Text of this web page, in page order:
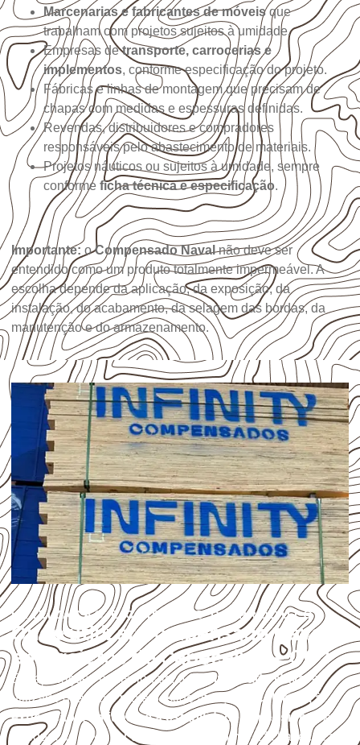
Marcenarias e fabricantes de móveisque
trabalham com projetos sujeitos à umidade.
Empresas detransporte, carrocerias e
implementos, conforme especificação do projeto.
Fábricas e linhas de montagem que precisam de
chapas com medidas e espessuras definidas.
Revendas, distribuidores e compradores
responsáveis pelo abastecimento de materiais.
Projetos náuticos ou sujeitos à umidade, sempre
conforme ficha técnica e especificação.
Importante: oCompensado Navalnão deve ser
entendido como um produto totalmente impermeável. A
escolha depende da aplicação, da exposição, da
instalação, do acabamento, da selagem das bordas, da
manutenção e do armazenamento.
UTILIZAÇÃO E CUIDADOS DO PRODUTO
Onde utilizar Compensado Naval
em projetos de Cabeceiras – GO?
Em aplicações profissionais, oCompensado Naval é
utilizado quando o projeto exige atenção à
colagem, à
exposição à umidade e à estabilidade dimensional
. A
adequação deve ser confirmada conforme a ficha técnica e